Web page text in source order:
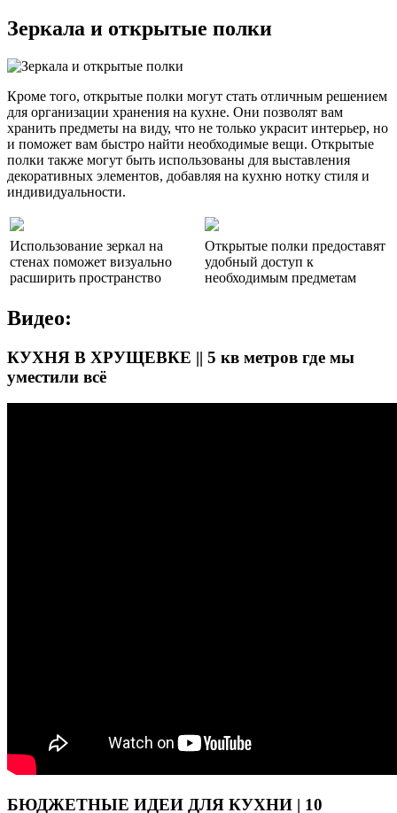
Зеркала и открытые полки
Кроме того, открытые полки могут стать отличным решением
для организации хранения на кухне. Они позволят вам
хранить предметы на виду, что не только украсит интерьер, но
и поможет вам быстро найти необходимые вещи. Открытые
полки также могут быть использованы для выставления
декоративных элементов, добавляя на кухню нотку стиля и
индивидуальности.
Использование зеркал на
стенах поможет визуально
расширить пространство
Открытые полки предоставят
удобный доступ к
необходимым предметам
Видео:
КУХНЯ В ХРУЩЕВКЕ || 5 кв метров где мы
уместили всё
БЮДЖЕТНЫЕ ИДЕИ ДЛЯ КУХНИ | 10